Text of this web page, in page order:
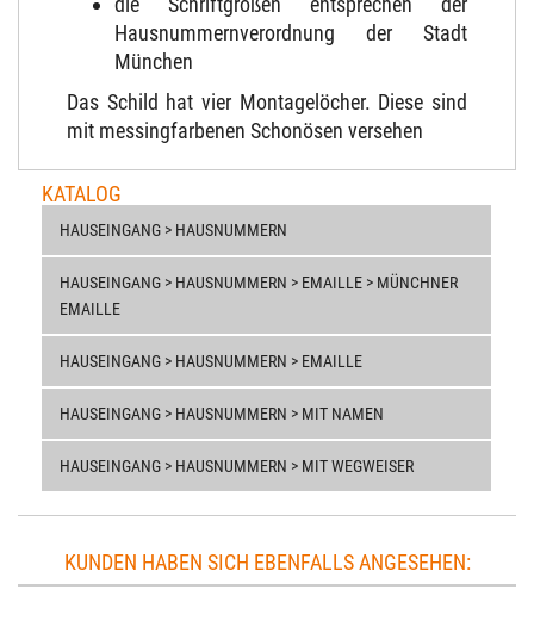
Hausnummernverordnung der Stadt
München
Das Schild hat vier Montagelöcher. Diese sind
mit messingfarbenen Schonösen versehen
KATALOG
HAUSEINGANG > HAUSNUMMERN
HAUSEINGANG > HAUSNUMMERN > EMAILLE > MÜNCHNER
EMAILLE
HAUSEINGANG > HAUSNUMMERN > EMAILLE
HAUSEINGANG > HAUSNUMMERN > MIT NAMEN
HAUSEINGANG > HAUSNUMMERN > MIT WEGWEISER
KUNDEN HABEN SICH EBENFALLS ANGESEHEN: